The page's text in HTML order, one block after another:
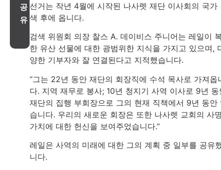
공
유
선거는 작년 4월에 시작된 나사렛 재단 이사회의 국가
색 후에 옵니다.
검색 위원회 의장 찰스 A. 데이비스 주니어는 레일이
한 유산 선물에 대한 광범위한 지식을 가지고 있으며,
양한 기부자와 잘 연결된다고 지적했습니다.
“그는 22년 동안 재단의 회장직에 수석 목사로 가져옵
다. 지역 재무로 봉사; 10년 청지기 사역 이사로 9년 동
재단의 집행 부회장으로 그의 현재 직책에서 9년 동안
습니다. 우리의 새로운 회장은 또한 나사렛 교회의 사
가치에 대한 헌신을 보여주었습니다.”
레일은 사역의 미래에 대한 그의 계획 중 일부를 공유
니다.